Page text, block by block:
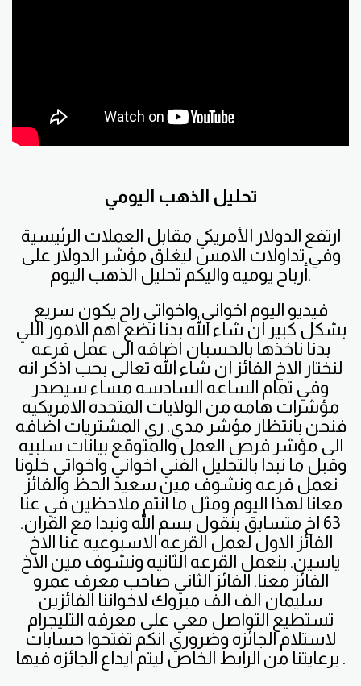
تحليل الذهب اليومي
ارتفع الدولار الأمريكي مقابل العملات الرئيسية
وفي تداولات الامس ليغلق مؤشر الدولار على
أرباح يوميه واليكم تحليل الذهب اليوم.
فيديو اليوم اخواني واخواتي راح يكون سريع
بشكل كبير ان شاء الله بدنا نضع اهم الامور اللي
بدنا ناخذها بالحسبان اضافه الى عمل قرعه
لنختار الاخ الفائز ان شاء الله تعالى بحب اذكر انه
وفي تمام الساعه السادسه مساء سيصدر
مؤشرات هامه من الولايات المتحده الامريكيه
فنحن بانتظار مؤشر مدي. ري المشتريات اضافه
الى مؤشر فرص العمل والمتوقع بيانات سلبيه
وقبل ما نبدا بالتحليل الفني اخواني واخواتي خلونا
نعمل قرعه ونشوف مين سعيد الحظ والفائز
معانا لهذا اليوم ومثل ما انتم ملاحظين في عنا
63 اخ متسابق بنقول بسم الله ونبدا مع القران.
الفائز الاول لعمل القرعه الاسبوعيه عنا الاخ
ياسين. بنعمل القرعه الثانيه ونشوف مين الاخ
الفائز معنا. الفائز الثاني صاحب معرف عمرو
سليمان الف الف مبروك لاخواننا الفائزين
تستطيع التواصل معي على معرفه التليجرام
لاستلام الجائزه وضروري انكم تفتحوا حسابات
برعايتنا من الرابط الخاص ليتم ايداع الجائزه فيها .